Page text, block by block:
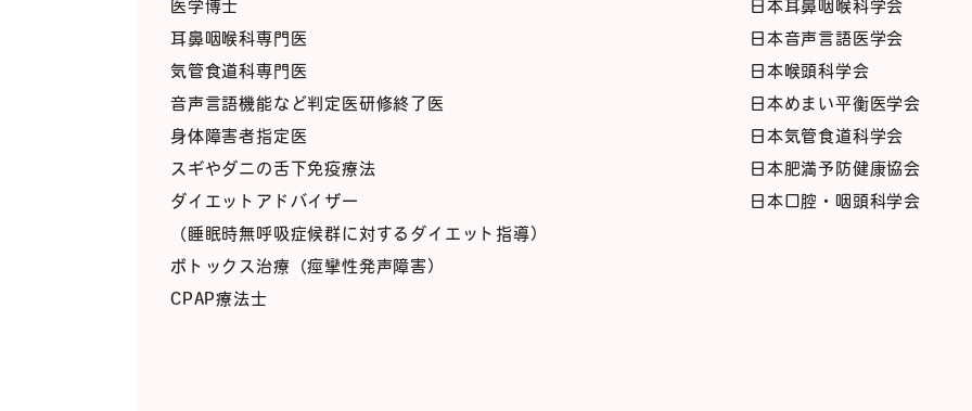
医学博士
耳鼻咽喉科専門医
気管食道科専門医
音声言語機能など判定医研修終了医
身体障害者指定医
スギやダニの舌下免疫療法
ダイエットアドバイザー
（睡眠時無呼吸症候群に対するダイエット指導）
ボトックス治療（痙攣性発声障害）
CPAP療法士
日本耳鼻咽喉科学会
日本音声言語医学会
日本喉頭科学会
日本めまい平衡医学会
日本気管食道科学会
日本肥満予防健康協会
日本口腔・咽頭科学会